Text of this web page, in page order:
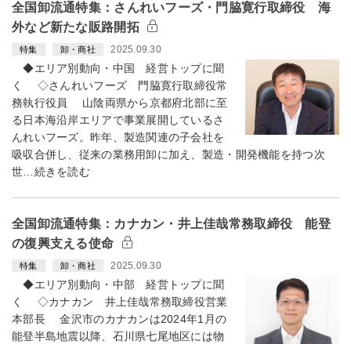
全国卸流通特集：さんれいフーズ・門脇寛行取締役 海
外など新たな販路開拓
特集 卸・商社 2025.09.30
◆エリア別動向・中国 経営トップに聞
く ◇さんれいフーズ 門脇寛行取締役常
務執行役員 山陰両県から京都府北部に至
る日本海沿岸エリアで事業展開しているさ
んれいフーズ。昨年、製造関連の子会社を
吸収合併し、従来の業務用卸に加え、製造・開発機能を持つ次
世…続きを読む
全国卸流通特集：カナカン・井上佳哉常務取締役 能登
の復興支える使命
特集 卸・商社 2025.09.30
◆エリア別動向・中部 経営トップに聞
く ◇カナカン 井上佳哉常務取締役営業
本部長 金沢市のカナカンは2024年1月の
能登半島地震以降、石川県七尾地区には物